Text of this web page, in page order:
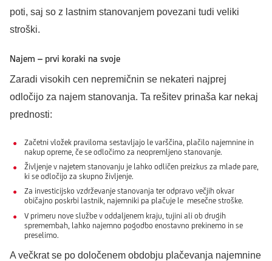
poti, saj so z lastnim stanovanjem povezani tudi veliki
stroški.
Najem – prvi koraki na svoje
Zaradi visokih cen nepremičnin se nekateri najprej
odločijo za najem stanovanja. Ta rešitev prinaša kar nekaj
prednosti:
Začetni vložek praviloma sestavljajo le varščina, plačilo najemnine in
nakup opreme, če se odločimo za neopremljeno stanovanje.
Življenje v najetem stanovanju je lahko odličen preizkus za mlade pare,
ki se odločijo za skupno življenje.
Za investicijsko vzdrževanje stanovanja ter odpravo večjih okvar
običajno poskrbi lastnik, najemniki pa plačuje le mesečne stroške.
V primeru nove službe v oddaljenem kraju, tujini ali ob drugih
spremembah, lahko najemno pogodbo enostavno prekinemo in se
preselimo.
A večkrat se po določenem obdobju plačevanja najemnine